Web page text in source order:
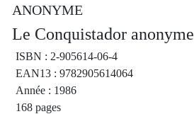
ANONYME
Le Conquistador anonyme
ISBN : 2-905614-06-4
EAN13 : 9782905614064
Année : 1986
168 pages